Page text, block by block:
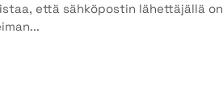
että sähköpostin lähettäjällä on